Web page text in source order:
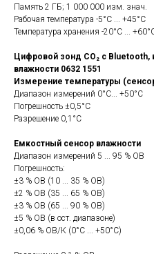
Память 2 ГБ; 1 000 000 изм. знач.
Рабочая температура -5°C ... +45°C
Температура хранения -20°C ...
Цифровой зонд CO₂ с Bluetooth,
влажности 0632 1551
Измерение температуры
Диапазон измерений 0°C... +50°C
Погрешность ±0,5°C
Разрешение 0,1°C
Емкостный сенсор влажности
Диапазон измерений 5 ... 95 % ОВ
Погрешность:
±3 % ОВ (10 ... 35 % ОВ)
±2 % ОВ (35 ... 65 % ОВ)
±3 % ОВ (65 ... 90 % ОВ)
±5 % ОВ (в ост. диапазоне)
±0,06 % ОВ/К (0°C ... +50°C)